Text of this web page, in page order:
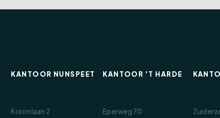
met sierbestrating, waardoor er volop
achter de woning bevindt zich een ruime
voorjaar en tot laat in het najaar heerlijk
van fietsen en tuingereedschap of als
KANTOOR NUNSPEET
Kroonlaan 2
KANTOOR 'T HARDE
Eperweg 70